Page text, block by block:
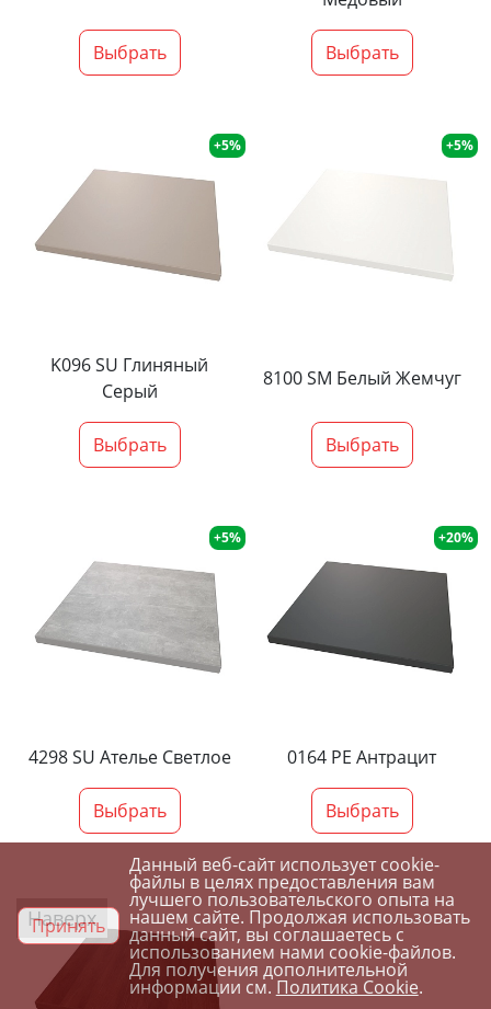
Выбрать Выбрать
+5%
K096 SU Глиняный
Серый
Выбрать
+5%
8100 SM Белый Жемчуг
Выбрать
+5%
4298 SU Ателье Светлое
Выбрать
+20%
0164 PE Антрацит
Выбрать
Наверх
Принять
Данный веб-сайт использует cookie-
файлы в целях предоставления вам
лучшего пользовательского опыта на
нашем сайте. Продолжая использовать
данный сайт, вы соглашаетесь с
использованием нами cookie-файлов.
Для получения дополнительной
информации см.Политика Cookie.